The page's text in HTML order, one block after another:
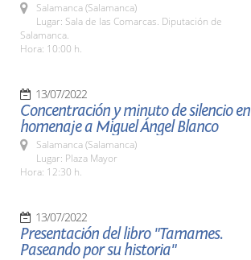
Salamanca (Salamanca)
Lugar: Sala de las Comarcas. Diputación de
Salamanca.
Hora: 10:00 h.
13/07/2022
Concentración y minuto de silencio en
homenaje a Miguel Ángel Blanco
Salamanca (Salamanca)
Lugar: Plaza Mayor
Hora: 12:30 h.
13/07/2022
Presentación del libro "Tamames.
Paseando por su historia"